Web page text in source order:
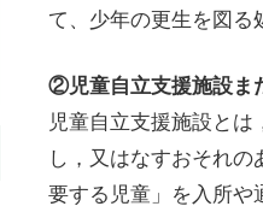
て、少年の更生を図る
②児童自立支援施設ま
児童自立支援施設と
し，又はなすおそれ
要する児童」を入所や